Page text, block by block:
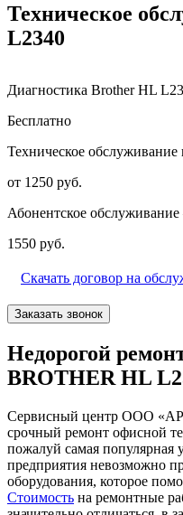
Техническое
L2340
Диагностика Brother HL
Бесплатно
Техническое обслуживание
от 1250 руб.
Абонентское
1550 руб.
Скачать договор на
Заказать звонок
Недорогой
BROTHER HL
Сервисный центр ООО
срочный ремонт офисной
пожалуй самая популярная
предприятия невозможно
оборудования, которое
Стоимость на ремонтные